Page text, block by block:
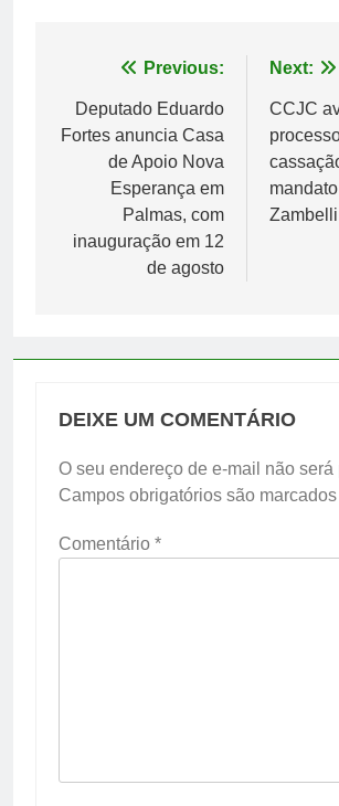
Navegação
de
Post
Previous:
Deputado Eduardo
Fortes anuncia Casa
de Apoio Nova
Esperança em
Palmas, com
inauguração em 12
de agosto
Next:
CCJC
Zambelli
DEIXE UM COMENTÁRIO
O seu endereço de e-mail não será
Campos obrigatórios são
Comentário *